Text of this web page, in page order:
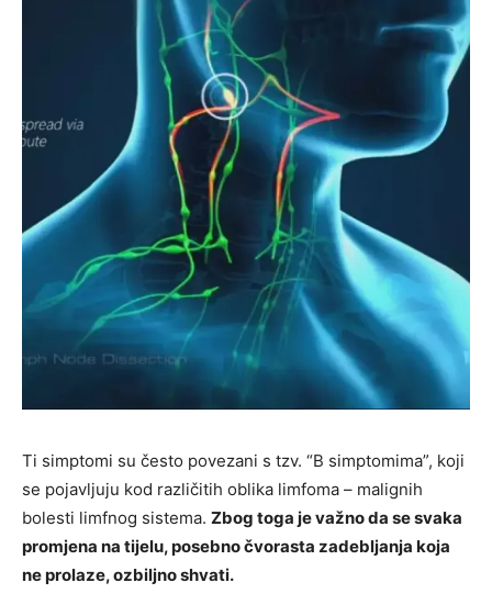
Ti simptomi su često povezani s tzv. “B simptomima”, koji
se pojavljuju kod različitih oblika limfoma – malignih
bolesti limfnog sistema. Zbog toga je važno da se svaka
promjena na tijelu, posebno čvorasta zadebljanja koja
ne prolaze, ozbiljno shvati.